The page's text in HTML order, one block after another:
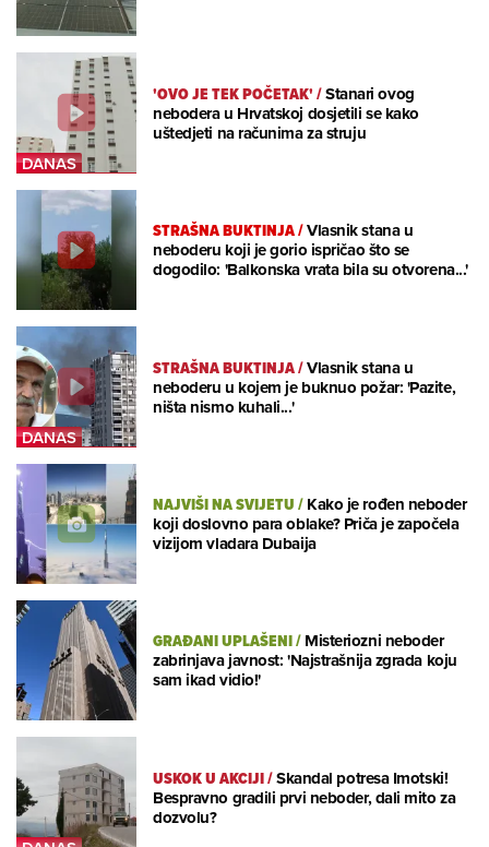
'OVO JE TEK POČETAK'/Stanari ovog
nebodera u Hrvatskoj dosjetili se kako
uštedjeti na računima za struju
STRAŠNA BUKTINJA/Vlasnik stana u
neboderu koji je gorio ispričao što se
dogodilo: 'Balkonska vrata bila su otvorena...'
STRAŠNA BUKTINJA/Vlasnik stana u
neboderu u kojem je buknuo požar: 'Pazite,
ništa nismo kuhali...'
NAJVIŠI NA SVIJETU/Kako je rođen neboder
koji doslovno para oblake? Priča je započela
vizijom vladara Dubaija
GRAĐANI UPLAŠENI/Misteriozni neboder
zabrinjava javnost: 'Najstrašnija zgrada koju
sam ikad vidio!'
USKOK U AKCIJI/Skandal potresa Imotski!
Bespravno gradili prvi neboder, dali mito za
dozvolu?